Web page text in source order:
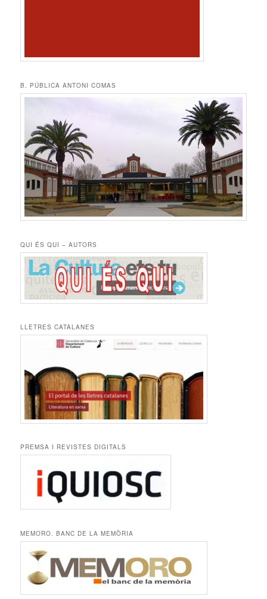
B. PÚBLICA ANTONI COMAS
QUI ÉS QUI – AUTORS
LLETRES CATALANES
PREMSA I REVISTES DIGITALS
MEMORO. BANC DE LA MEMÒRIA